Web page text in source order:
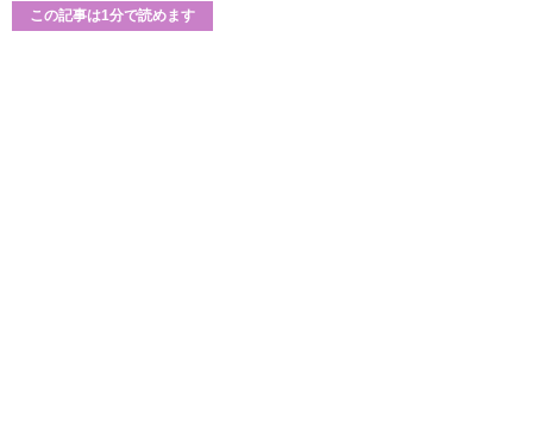
この記事は1分で読めます